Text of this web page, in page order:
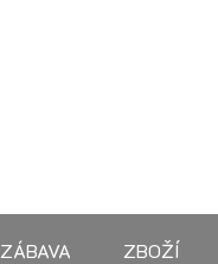
ZÁBAVA ZBOŽÍ